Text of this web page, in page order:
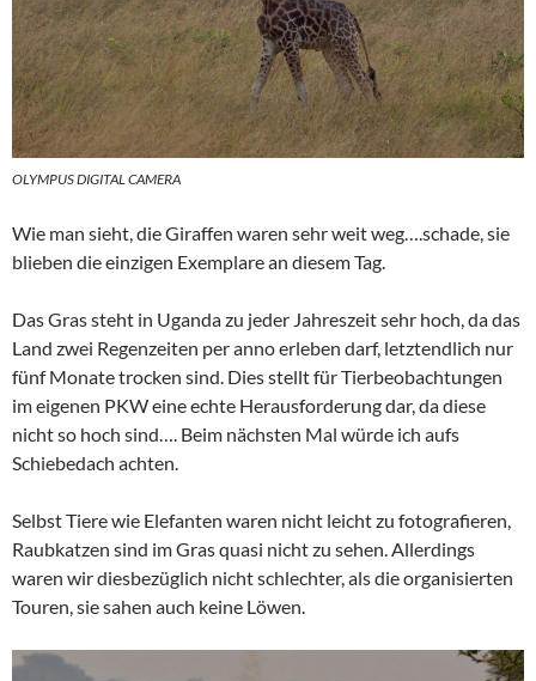
OLYMPUS DIGITAL CAMERA
Wie man sieht, die Giraffen waren sehr weit weg….schade, sie
blieben die einzigen Exemplare an diesem Tag.
Das Gras steht in Uganda zu jeder Jahreszeit sehr hoch, da das
Land zwei Regenzeiten per anno erleben darf, letztendlich nur
fünf Monate trocken sind. Dies stellt für Tierbeobachtungen
im eigenen PKW eine echte Herausforderung dar, da diese
nicht so hoch sind…. Beim nächsten Mal würde ich aufs
Schiebedach achten.
Selbst Tiere wie Elefanten waren nicht leicht zu fotografieren,
Raubkatzen sind im Gras quasi nicht zu sehen. Allerdings
waren wir diesbezüglich nicht schlechter, als die organisierten
Touren, sie sahen auch keine Löwen.